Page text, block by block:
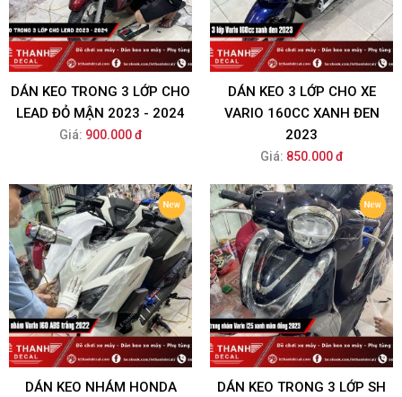
DÁN KEO TRONG 3 LỚP CHO
LEAD ĐỎ MẬN 2023 - 2024
Giá: 900.000 đ
DÁN KEO 3 LỚP CHO XE
VARIO 160CC XANH ĐEN
2023
Giá: 850.000 đ
DÁN KEO NHÁM HONDA
DÁN KEO TRONG 3 LỚP SH